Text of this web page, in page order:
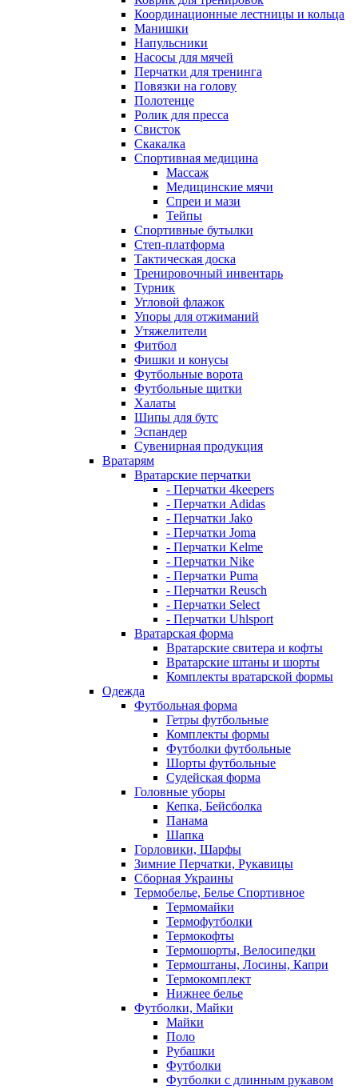
Координационные лестницы и кольца
Манишки
Напульсники
Насосы для мячей
Перчатки для тренинга
Повязки на голову
Полотенце
Ролик для пресса
Свисток
Скакалка
Спортивная медицина
Массаж
Медицинские мячи
Спреи и мази
Тейпы
Спортивные бутылки
Степ-платформа
Тактическая доска
Тренировочный инвентарь
Турник
Угловой флажок
Упоры для отжиманий
Утяжелители
Фитбол
Фишки и конусы
Футбольные ворота
Футбольные щитки
Халаты
Шипы для бутс
Эспандер
Сувенирная продукция
Вратарям
Вратарские перчатки
- Перчатки 4keepers
- Перчатки Adidas
- Перчатки Jako
- Перчатки Joma
- Перчатки Kelme
- Перчатки Nike
- Перчатки Puma
- Перчатки Reusch
- Перчатки Select
- Перчатки Uhlsport
Вратарская форма
Вратарские свитера и кофты
Вратарские штаны и шорты
Комплекты вратарской формы
Одежда
Футбольная форма
Гетры футбольные
Комплекты формы
Футболки футбольные
Шорты футбольные
Судейская форма
Головные уборы
Кепка, Бейсболка
Панама
Шапка
Горловики, Шарфы
Зимние Перчатки, Рукавицы
Сборная Украины
Термобелье, Белье Спортивное
Термомайки
Термофутболки
Термокофты
Термошорты, Велосипедки
Термоштаны, Лосины, Капри
Термокомплект
Нижнее белье
Футболки, Майки
Майки
Поло
Рубашки
Футболки
Футболки с длинным рукавом